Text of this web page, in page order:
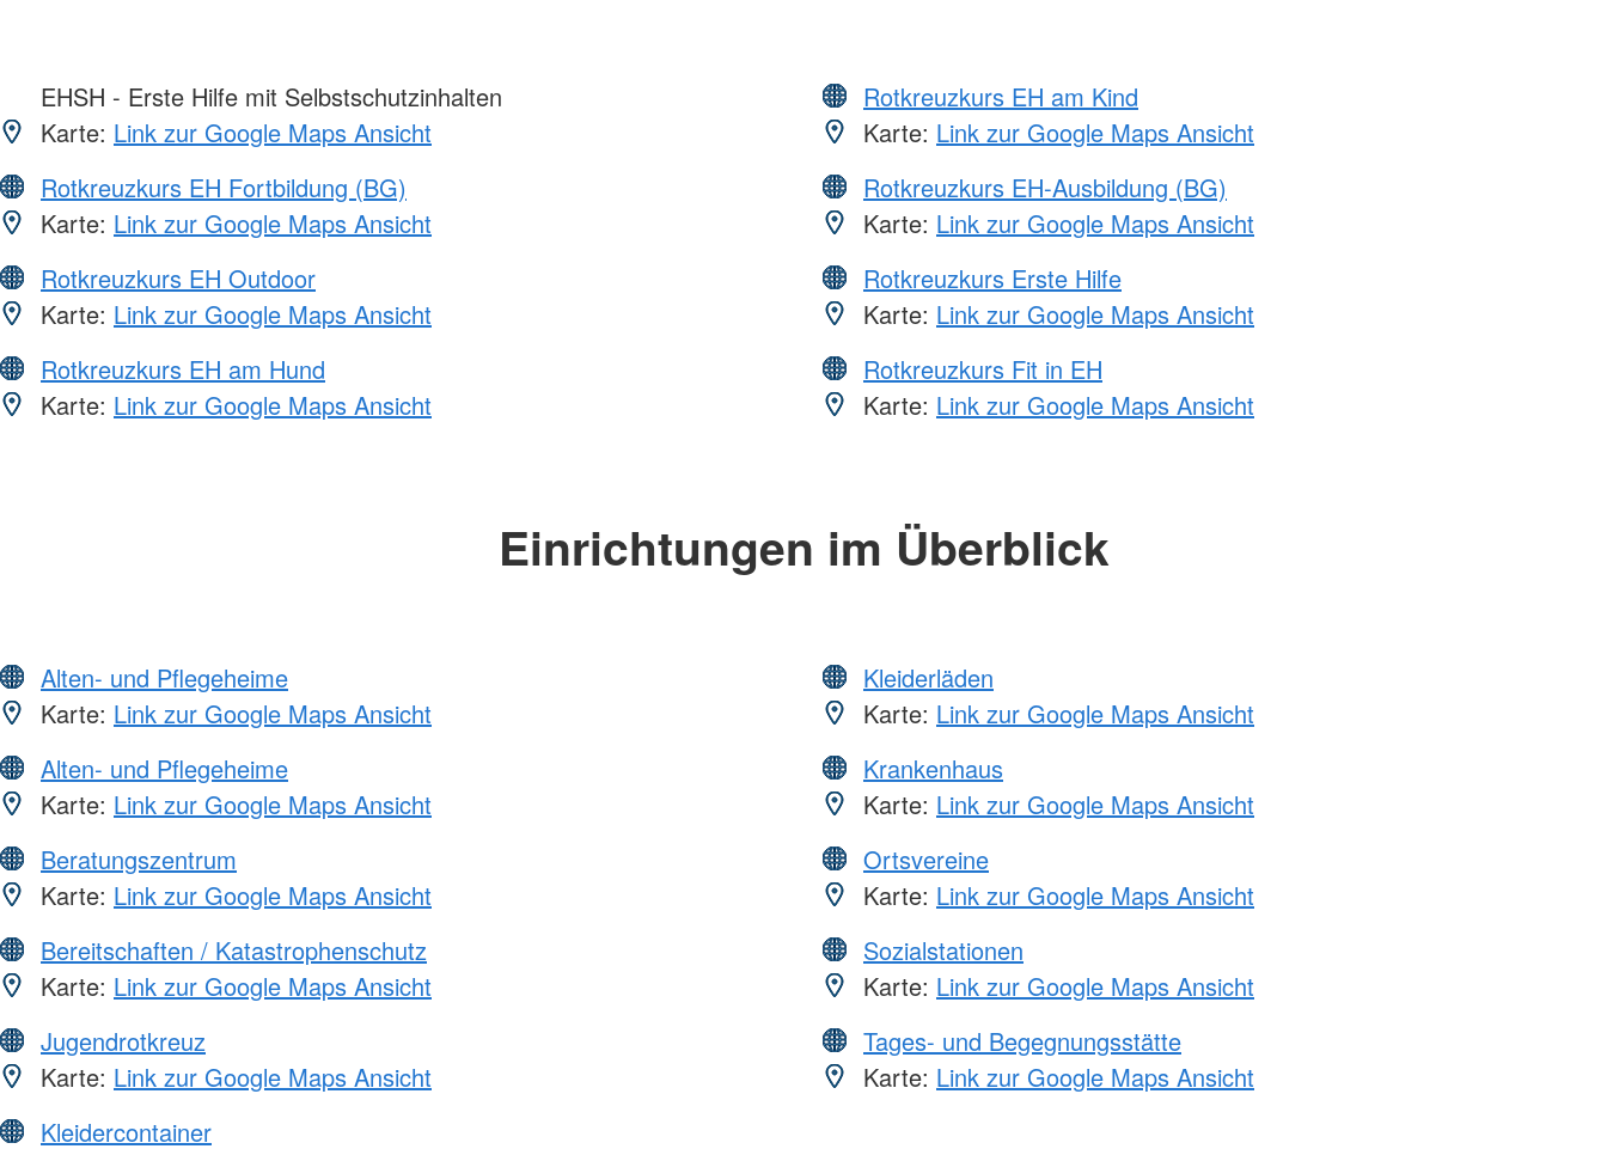
EHSH - Erste Hilfe mit Selbstschutzinhalten
Karte: Link zur Google Maps Ansicht
Rotkreuzkurs EH Fortbildung (BG)
Karte: Link zur Google Maps Ansicht
Rotkreuzkurs EH Outdoor
Karte: Link zur Google Maps Ansicht
Rotkreuzkurs EH am Hund
Karte: Link zur Google Maps Ansicht
Rotkreuzkurs EH am Kind
Karte: Link zur Google Maps Ansicht
Rotkreuzkurs EH-Ausbildung (BG)
Karte: Link zur Google Maps Ansicht
Rotkreuzkurs Erste Hilfe
Karte: Link zur Google Maps Ansicht
Rotkreuzkurs Fit in EH
Karte: Link zur Google Maps Ansicht
Einrichtungen im Überblick
Alten- und Pflegeheime
Karte: Link zur Google Maps Ansicht
Alten- und Pflegeheime
Karte: Link zur Google Maps Ansicht
Beratungszentrum
Karte: Link zur Google Maps Ansicht
Bereitschaften / Katastrophenschutz
Karte: Link zur Google Maps Ansicht
Jugendrotkreuz
Karte: Link zur Google Maps Ansicht
Kleidercontainer
Kleiderläden
Karte: Link zur Google Maps Ansicht
Krankenhaus
Karte: Link zur Google Maps Ansicht
Ortsvereine
Karte: Link zur Google Maps Ansicht
Sozialstationen
Karte: Link zur Google Maps Ansicht
Tages- und Begegnungsstätte
Karte: Link zur Google Maps Ansicht